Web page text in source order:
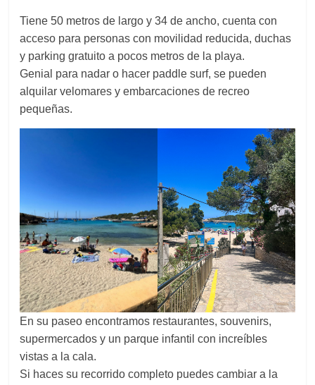
Tiene 50 metros de largo y 34 de ancho, cuenta con
acceso para personas con movilidad reducida, duchas
y parking gratuito a pocos metros de la playa.
Genial para nadar o hacer paddle surf, se pueden
alquilar velomares y embarcaciones de recreo
pequeñas.
En su paseo encontramos restaurantes, souvenirs,
supermercados y un parque infantil con increíbles
vistas a la cala.
Si haces su recorrido completo puedes cambiar a la